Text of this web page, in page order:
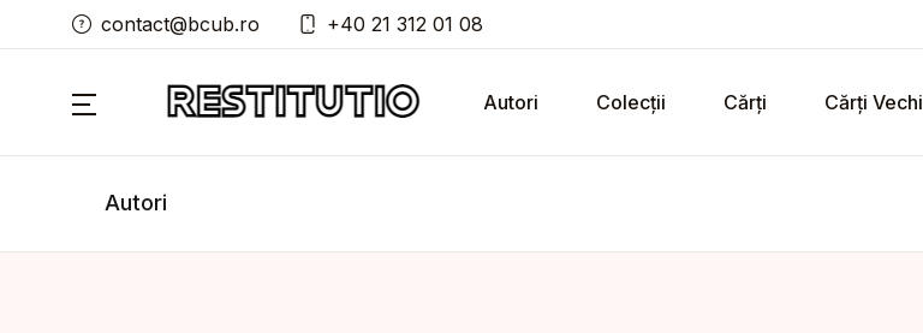
contact@bcub.ro +40 21 312 01 08
Autori Colecții Cărți Cărți Vechi
Autori